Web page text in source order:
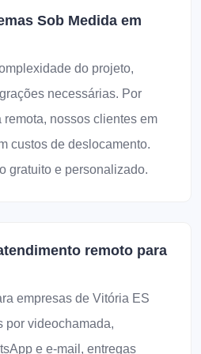
Sob Medida em
do projeto,
necessárias. Por
remota, nossos clientes em
custos de deslocamento.
gratuito e personalizado.
remoto para
empresas de Vitória ES
por videochamada,
e e-mail, entregas